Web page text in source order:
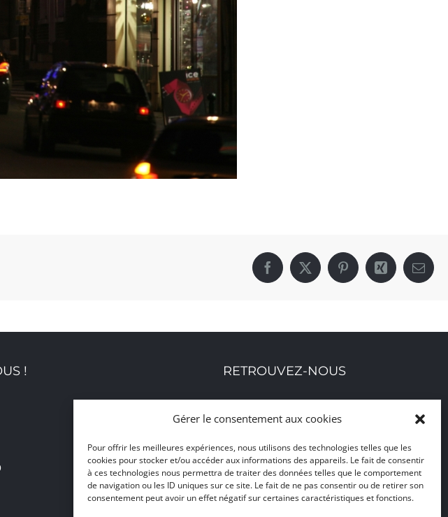
Gérer le consentement aux cookies
Pour offrir les meilleures expériences, nous utilisons des technologies telles que les
cookies pour stocker et/ou accéder aux informations des appareils. Le fait de consentir
à ces technologies nous permettra de traiter des données telles que le comportement
de navigation ou les ID uniques sur ce site. Le fait de ne pas consentir ou de retirer son
consentement peut avoir un effet négatif sur certaines caractéristiques et fonctions.
Facebook
X PinterestXing Email
! RETROUVEZ-NOUS
d'ouverture
CLIQUEZ ICI